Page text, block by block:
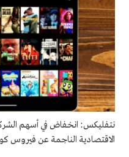
نتفليكس: انخفاض في أسهم
الاقتصادية الناجمة عن فيروس